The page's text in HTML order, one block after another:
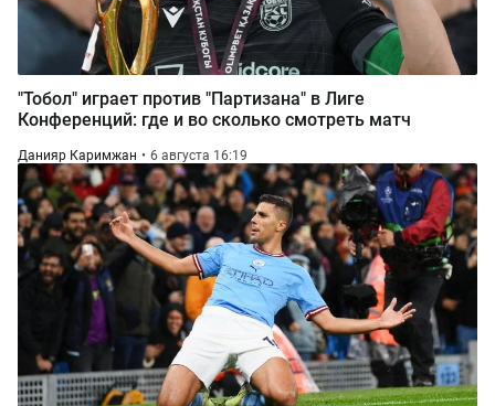
"Тобол" играет против "Партизана" в Лиге
Конференций: где и во сколько смотреть матч
Данияр Каримжан 6 августа 16:19